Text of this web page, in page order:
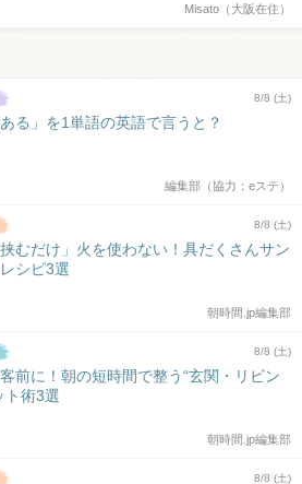
Misato（大阪在住）
8/8 (土)
ある」を1単語の英語で言うと？
編集部（協力：eステ）
8/8 (土)
挟むだけ」火を使わない！具だくさんサン
シピ3選
朝時間.jp編集部
8/8 (土)
前に！朝の短時間で整う“玄関・リビン
ト術3選
朝時間.jp編集部
8/8 (土)